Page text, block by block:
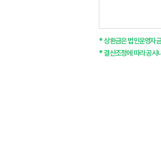
* 상환금은 법인운영자
* 결산조정에 따라 공시